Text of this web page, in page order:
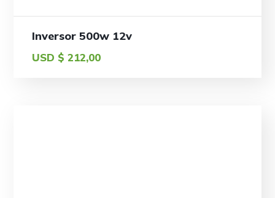
Inversor 500w 12v
USD $ 212,00